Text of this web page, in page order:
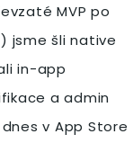
MVP po
jsme šli native
in-app
a admin
v App Store